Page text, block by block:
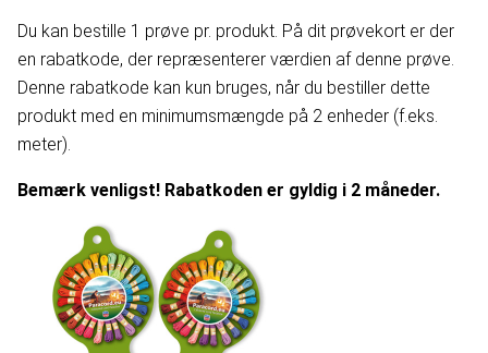
Du kan bestille 1 prøve pr. produkt. På dit prøvekort er der
en rabatkode, der repræsenterer værdien af denne prøve.
Denne rabatkode kan kun bruges, når du bestiller dette
produkt med en minimumsmængde på 2 enheder (f.eks.
meter).
Bemærk venligst! Rabatkoden er gyldig i 2 måneder.